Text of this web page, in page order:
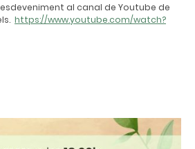
al canal de Youtube de
https://www.youtube.com/watch?